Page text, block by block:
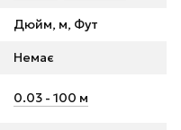
Дюйм, м, Фут
Немає
0.03 - 100 м